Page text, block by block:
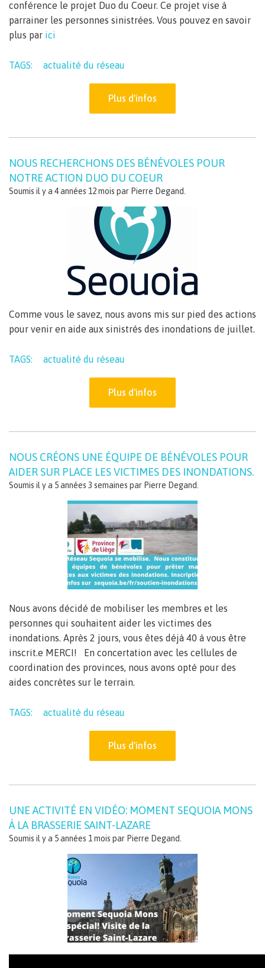
conférence le projet Duo du Coeur. Ce projet vise à
parrainer les personnes sinistrées. Vous pouvez en savoir
plus par ici
TAGS: actualité du réseau
Plus d'infos
NOUS RECHERCHONS DES BÉNÉVOLES POUR
NOTRE ACTION DUO DU COEUR
Soumis il y a 4 années 12 mois par Pierre Degand
Comme vous le savez, nous avons mis sur pied des actions
pour venir en aide aux sinistrés des inondations de juillet.
TAGS: actualité du réseau
Plus d'infos
NOUS CRÉONS UNE ÉQUIPE DE BÉNÉVOLES POUR
AIDER SUR PLACE LES VICTIMES DES INONDATIONS.
Soumis il y a 5 années 3 semaines par Pierre Degand
Nous avons décidé de mobiliser les membres et les
personnes qui souhaitent aider les victimes des
inondations. Après 2 jours, vous êtes déjà 40 à vous être
inscrit.e MERCI! En concertation avec les cellules de
coordination des provinces, nous avons opté pour des
aides concrètes sur le terrain.
TAGS: actualité du réseau
Plus d'infos
UNE ACTIVITÉ EN VIDÉO: MOMENT SEQUOIA MONS
À LA BRASSERIE SAINT-LAZARE
Soumis il y a 5 années 1 mois par Pierre Degand